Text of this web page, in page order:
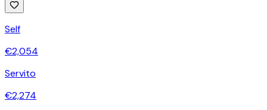
Self
€2,054
Servito
€2,274